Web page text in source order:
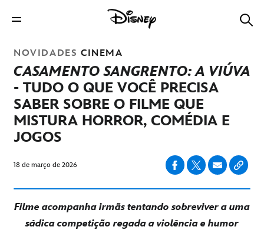
NOVIDADES CINEMA
CASAMENTO SANGRENTO: A VIÚVA
- TUDO O QUE VOCÊ PRECISA
SABER SOBRE O FILME QUE
MISTURA HORROR, COMÉDIA E
JOGOS
18 de março de 2026
Filme acompanha irmãs tentando sobreviver a uma
sádica competição regada a violência e humor